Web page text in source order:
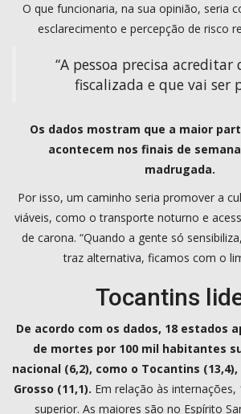
O que funcionaria, na sua opinião, seria
esclarecimento e percepção de risco
“A pessoa precisa acreditar
fiscalizada e que vai ser
Os dados mostram que a maior
acontecem nos finais de
madrugada.
Por isso, um caminho seria promover a
viáveis, como o transporte noturno e
de carona. “Quando a gente só
traz alternativa, ficamos com o
Tocantins
De acordo com os dados, 18 estados
de mortes por 100 mil habitantes
nacional (6,2), como o Tocantins
Grosso (11,1). Em relação às
superior. As maiores são no Espírito